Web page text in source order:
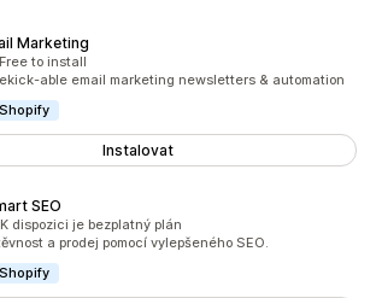
Marketing
recenzí: 643
Free to install
able email marketing newsletters & automation
Instalovat
SEO
recenzí: 849
K dispozici je bezplatný plán
a prodej pomocí vylepšeného SEO.